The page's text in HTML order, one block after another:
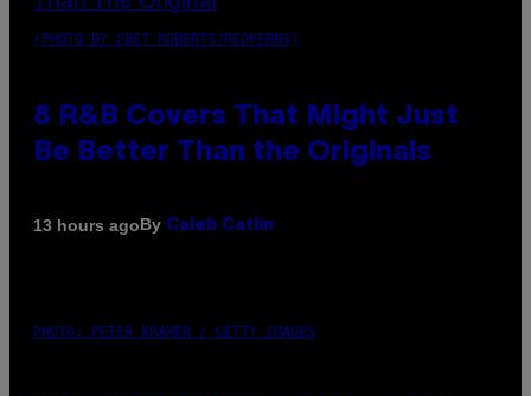
(PHOTO BY EBET ROBERTS/REDFERNS)
8 R&B Covers That Might Just
Be Better Than the Originals
13 hours agoBy Caleb Catlin
PHOTO: PETER KRAMER / GETTY IMAGES